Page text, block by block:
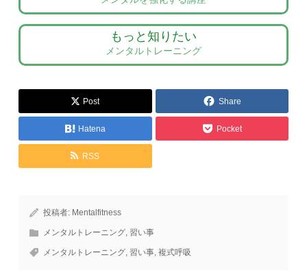
もっと知りたい
メンタルトレーニング
Post Share
Hatena Pocket
RSS
投稿者: Mentalfitness
メンタルトレーニング,習い事
メンタルトレーニング,習い事,複式呼吸